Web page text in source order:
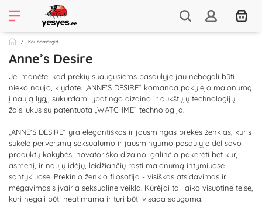
Kaubamärgid
Anne’s Desire
Jei manėte, kad prekių suaugusiems pasaulyje jau nebegali būti
nieko naujo, klydote. „ANNE'S DESIRE“ komanda pakylėjo malonumą
į naują lygį, sukurdami ypatingo dizaino ir aukštųjų technologijų
žaisliukus su patentuota „WATCHME“ technologija.
„ANNE'S DESIRE“ yra elegantiškas ir jausmingas prekės ženklas, kuris
sukėlė perversmą seksualumo ir jausmingumo pasaulyje dėl savo
produktų kokybės, novatoriško dizaino, galinčio pakerėti bet kurį
asmenį, ir naujų idėjų, leidžiančių rasti malonumą intymiuose
santykiuose. Prekinio ženklo filosofija - visiškas atsidavimas ir
mėgavimasis įvairia seksualine veikla. Kūrėjai tai laiko visuotine teise,
kuri negali būti neatimama ir turi būti visada saugoma.